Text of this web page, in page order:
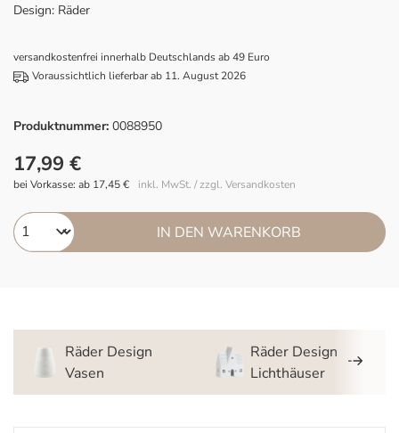
Design: Räder
versandkostenfrei innerhalb Deutschlands ab 49 Euro
Voraussichtlich lieferbar ab 11. August 2026
Produktnummer: 0088950
17,99 €
inkl. MwSt. / zzgl. Versandkosten
bei Vorkasse: ab 17,45 €
IN DEN WARENKORB
Räder Design
Vasen
Räder Design
Lichthäuser